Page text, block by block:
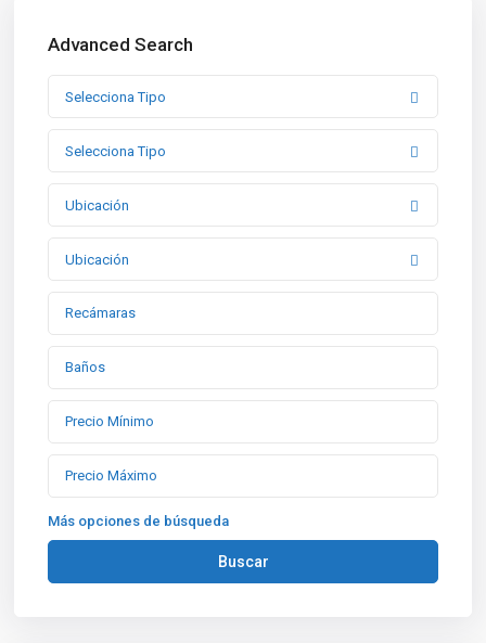
Advanced Search
Selecciona Tipo
Selecciona Tipo
Ubicación
Ubicación
Más opciones de búsqueda
Buscar